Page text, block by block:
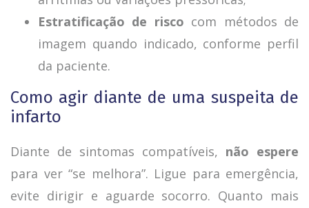
Estratificação de risco com métodos de
imagem quando indicado, conforme perfil
da paciente.
Como agir diante de uma suspeita de
infarto
Diante de sintomas compatíveis, não espere
para ver “se melhora”. Ligue para emergência,
evite dirigir e aguarde socorro. Quanto mais